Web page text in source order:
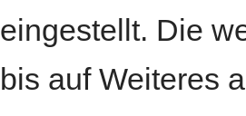
eingestellt. Die
bis auf Weiteres